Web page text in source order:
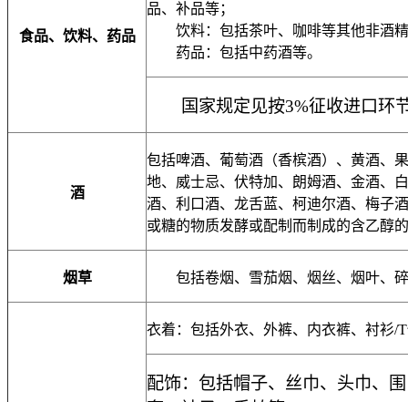
食品、饮料、药品
品、补品等；
饮料：包括茶叶、咖啡等其他非酒
药品：包括中药酒等。
国家规定见按3%征收进口环
酒
包括啤酒、葡萄酒（香槟酒）、黄酒、
地、威士忌、伏特加、朗姆酒、金酒、
酒、利口酒、龙舌蓝、柯迪尔酒、梅子
或糖的物质发酵或配制而制成的含乙醇
烟草 包括卷烟、雪茄烟、烟丝、烟叶、碎
衣着：包括外衣、外裤、内衣裤、衬衫/T
配饰：包括帽子、丝巾、头巾、